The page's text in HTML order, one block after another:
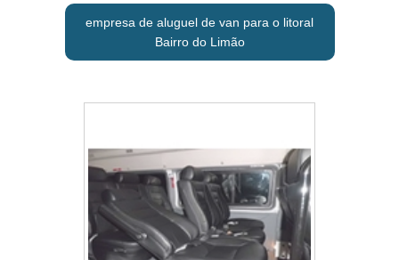
empresa de aluguel de van para o litoral
Bairro do Limão